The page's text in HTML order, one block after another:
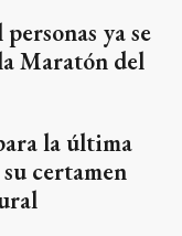
ya se
Maratón del
la última
certamen